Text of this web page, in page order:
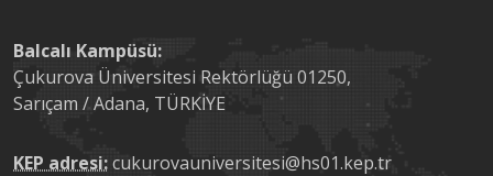
Balcalı Kampüsü:
Çukurova Üniversitesi Rektörlüğü 01250,
Sarıçam / Adana, TÜRKİYE
KEP adresi:cukurovauniversitesi@hs01.kep.tr